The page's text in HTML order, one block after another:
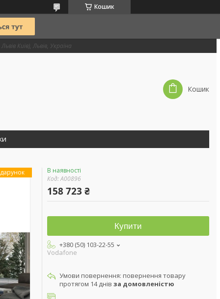
Кошик
Київ), Львів, Україна
Кошик
В наявності
Код:А00896
158 723 ₴
Купити
+380 (50) 103-22-55
Vodafone
повернення товару
протягом 14 днів за домовленістю